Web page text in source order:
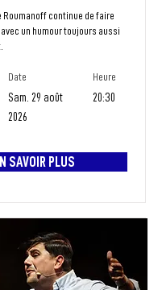
Roumanoff continue de faire
un humour toujours aussi
Date
Sam. 29 août
2026
Heure
20:30
SAVOIR PLUS